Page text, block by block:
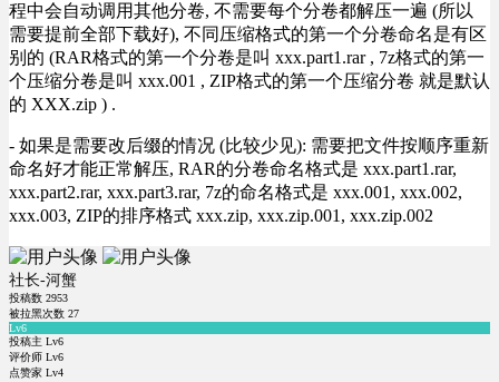
程中会自动调用其他分卷, 不需要每个分卷都解压一遍 (所以
需要提前全部下载好), 不同压缩格式的第一个分卷命名是有区
别的 (RAR格式的第一个分卷是叫 xxx.part1.rar , 7z格式的第一
个压缩分卷是叫 xxx.001 , ZIP格式的第一个压缩分卷 就是默认
的 XXX.zip ) .
- 如果是需要改后缀的情况 (比较少见): 需要把文件按顺序重新
命名好才能正常解压, RAR的分卷命名格式是 xxx.part1.rar,
xxx.part2.rar, xxx.part3.rar, 7z的命名格式是 xxx.001, xxx.002,
xxx.003, ZIP的排序格式 xxx.zip, xxx.zip.001, xxx.zip.002
社长-河蟹
投稿数 2953
被拉黑次数 27
Lv6
投稿主 Lv6
评价师 Lv6
点赞家 Lv4